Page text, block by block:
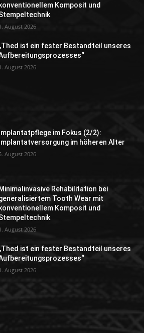
konventionellem Komposit und
August 2026
ist ein fester Bestandteil unseres
August 2026
Implantatpflege im Fokus (2/2):
Implantatversorgung im höheren Alter
August 2026
Minimalinvasive Rehabilitation bei
Tooth Wear mit
konventionellem Komposit und
August 2026
ist ein fester Bestandteil unseres
August 2026